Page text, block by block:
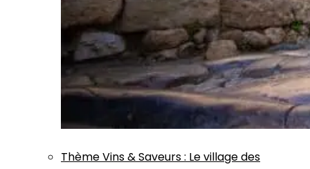
ThèmeVins & Saveurs: Le village des